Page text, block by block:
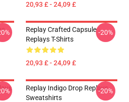
20,93 £ - 24,09 £
Replay Crafted Capsule
Replays T-Shirts
20,93 £ - 24,09 £
-20%
Replay Indigo Drop Replays
Sweatshirts
-20%